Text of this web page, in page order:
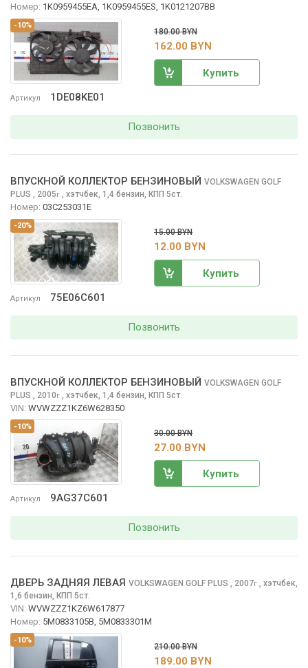
-10%
Артикул 1DE08KE01
Номер: 1K0959455EA, 1K0959455ES, 1K0121207BB
180.00 BYN
162.00 BYN
Купить
Позвонить
-20%
Артикул 75E06C601
ВПУСКНОЙ КОЛЛЕКТОР БЕНЗИНОВЫЙ VOLKSWAGEN GOLF
PLUS , 2005г., хэтчбек, 1,4 бензин, КПП 5ст.
Номер: 03C253031E
15.00 BYN
12.00 BYN
Купить
Позвонить
-10%
Артикул 9AG37C601
ВПУСКНОЙ КОЛЛЕКТОР БЕНЗИНОВЫЙ VOLKSWAGEN GOLF
PLUS
, 2010г. хэтчбек, 1,4 бензин, КПП 5ст.
VIN: WVWZZZ1KZ6W628350
30.00 BYN
27.00 BYN
Купить
Позвонить
-10%
ДВЕРЬ ЗАДНЯЯ ЛЕВАЯ VOLKSWAGEN GOLF PLUS , 2007г.
хэтчбек,
1,6 бензин, КПП 5ст.
VIN: WVWZZZ1KZ6W617877
Номер: 5M0833105B, 5M0833301M
210.00 BYN
189.00 BYN